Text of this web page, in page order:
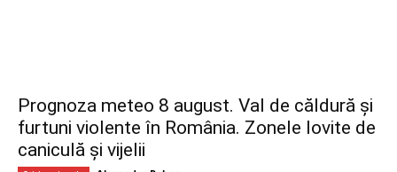
Prognoza meteo 8 august. Val de căldură și
furtuni violente în România. Zonele lovite de
caniculă și vijelii